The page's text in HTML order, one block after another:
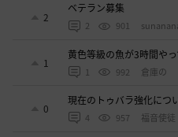
2
ベテラン募集
2 901
1
黄色等級の魚が3時間や
1 992 倉庫の
0
現在のトゥバラ強化につ
4 957 福音使徒